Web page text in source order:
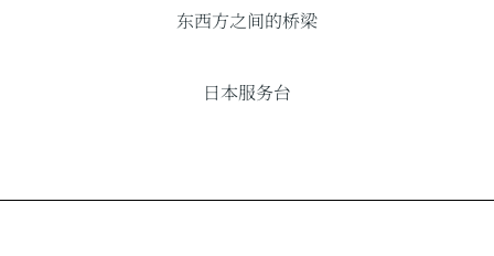
东西方之间的桥梁
日本服务台